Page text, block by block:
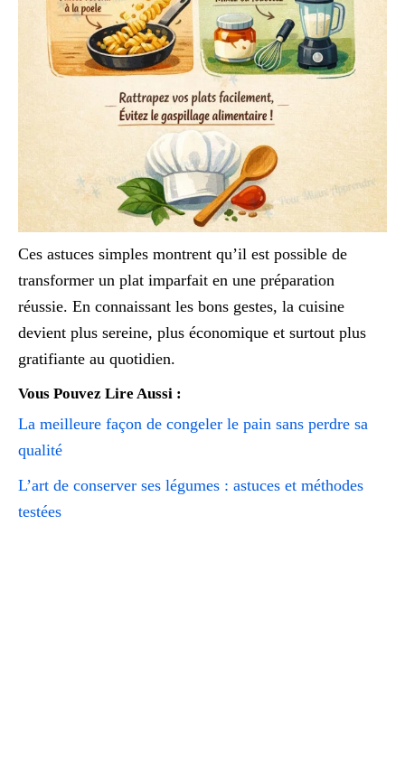
Ces astuces simples montrent qu’il est possible de
transformer un plat imparfait en une préparation
réussie. En connaissant les bons gestes, la cuisine
devient plus sereine, plus économique et surtout plus
gratifiante au quotidien.
Vous Pouvez Lire Aussi :
La meilleure façon de congeler le pain sans perdre sa
qualité
L’art de conserver ses légumes : astuces et méthodes
testées